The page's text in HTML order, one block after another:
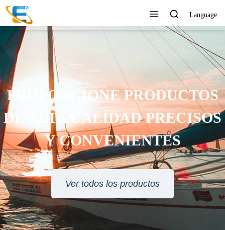
Language
PROPORCIONE PRODUCTOS
DE ALTA CALIDAD PRECISOS
Y CONVENIENTES
Ver todos los productos